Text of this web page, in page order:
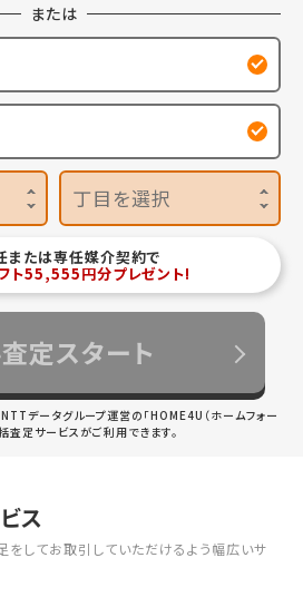
または
丁目を選択
または専任媒介契約で
ト55,555円分プレゼント!
定スタート
データグループ運営の「HOME4U（ホームフォー
括査定サービスがご利用できます。
ス
してお取引していただけるよう幅広いサ